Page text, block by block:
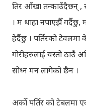
तिर आँखा तन्काउँदैछन् ,
। म थाहा नपाएझैँ
हेर्दैछु । पर्तिरको
गोरीहरुलाई यस्तो ठाउँ
सोध्न मन लागेको छैन ।
अर्को पर्तिर को